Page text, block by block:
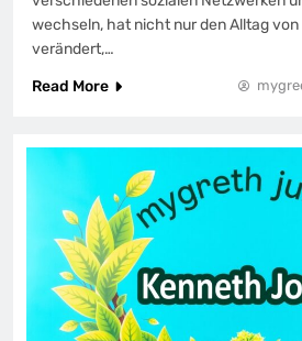
wechseln, hat nicht nur den Alltag von
verändert,…
Read More